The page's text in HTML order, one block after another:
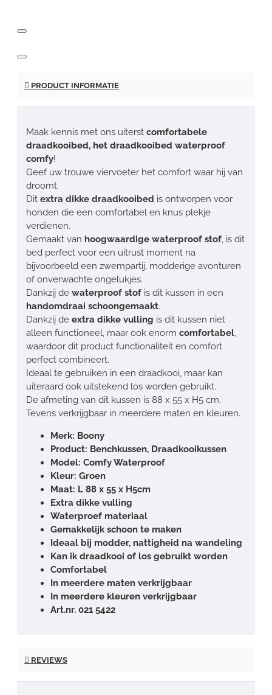
PRODUCT INFORMATIE
Maak kennis met ons uiterst comfortabele
draadkooibed, het draadkooibed waterproof
comfy!
Geef uw trouwe viervoeter het comfort waar hij van
droomt.
Dit extra dikke draadkooibed is ontworpen voor
honden die een comfortabel en knus plekje
verdienen.
Gemaakt van hoogwaardige waterproof stof, is dit
bed perfect voor een uitrust moment na
bijvoorbeeld een zwempartij, modderige avonturen
of onverwachte ongelukjes.
Dankzij de waterproof stof is dit kussen in een
handomdraai schoongemaakt.
Dankzij de extra dikke vulling is dit kussen niet
alleen functioneel, maar ook enorm comfortabel,
waardoor dit product functionaliteit en comfort
perfect combineert.
Ideaal te gebruiken in een draadkooi, maar kan
uiteraard ook uitstekend los worden gebruikt.
De afmeting van dit kussen is 88 x 55 x H5 cm.
Tevens verkrijgbaar in meerdere maten en kleuren.
Merk: Boony
Product: Benchkussen, Draadkooikussen
Model: Comfy Waterproof
Kleur: Groen
Maat: L 88 x 55 x H5cm
Extra dikke vulling
Waterproef materiaal
Gemakkelijk schoon te maken
Ideaal bij modder, nattigheid na wandeling
Kan ik draadkooi of los gebruikt worden
Comfortabel
In meerdere maten verkrijgbaar
In meerdere kleuren verkrijgbaar
Art.nr. 021 5422
REVIEWS